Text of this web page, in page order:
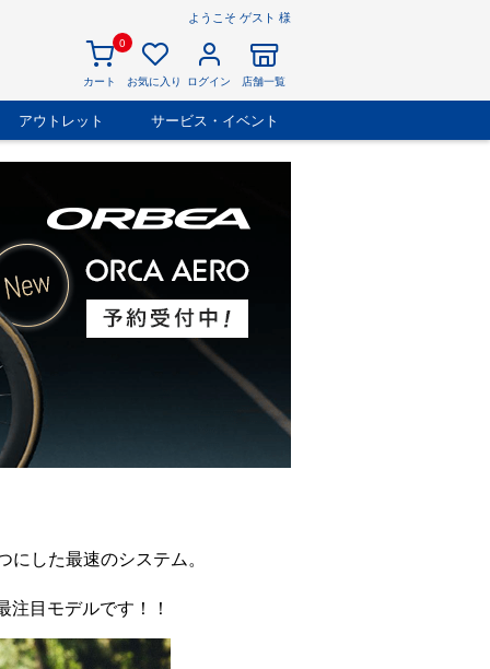
ようこそ ゲスト 様
0
カート お気に入り ログイン 店舗一覧
アウトレット サービス・イベント
した最速のシステム。
注目モデルです！！